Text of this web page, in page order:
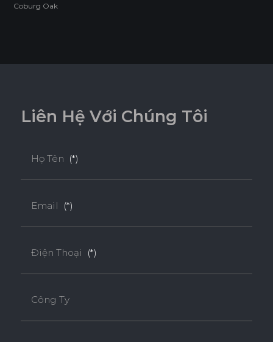
dụng cho các khu vực có độ ẩm cao.
ĐỘ CHỊU NƯỚC CAO
Tiêu chuẩn
Coburg Oak
Liên Hệ Với Chúng Tôi
Họ Tên (*)
Email (*)
Điện Thoại (*)
Công Ty